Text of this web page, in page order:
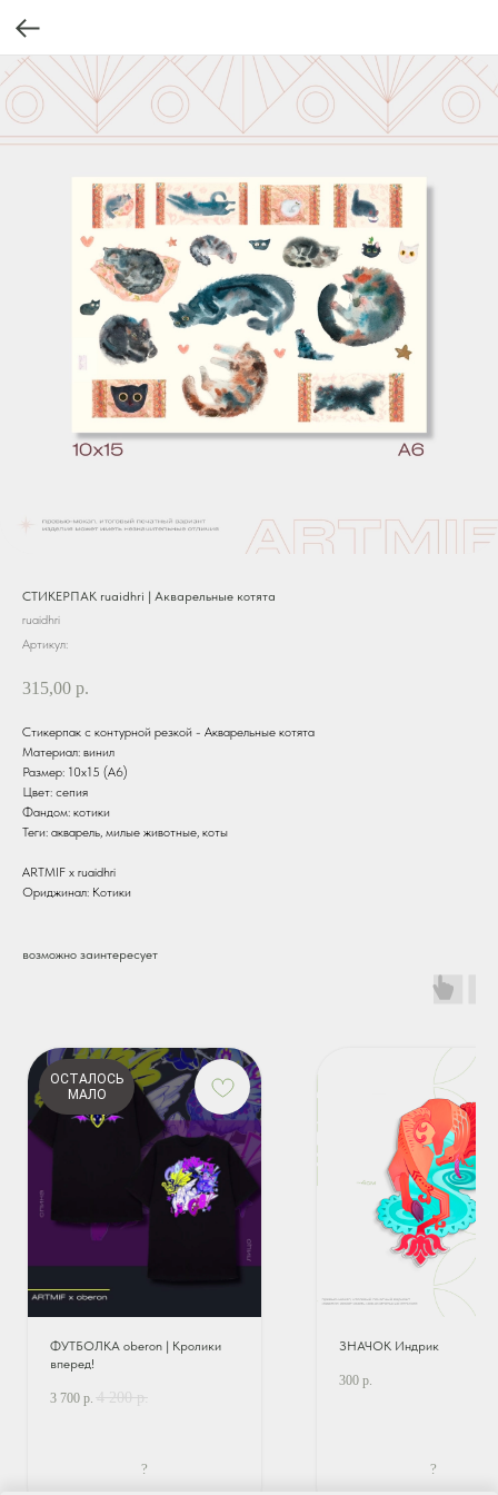
СТИКЕРПАК ruaidhri | Акварельные котята
ruaidhri
Артикул:
315,00 р.
Стикерпак с контурной резкой - Акварельные котята
Материал: винил
Размер: 10х15 (А6)
Цвет: сепия
Фандом: котики
Теги: акварель, милые животные, коты
ARTMIF x ruaidhri
Ориджинал: Котики
возможно заинтересует
ОСТАЛОСЬ
МАЛО
ФУТБОЛКА oberon | Кролики
вперед!
3 700 р. 4 200 р.
?
ЗНАЧОК Индрик
300 р.
?